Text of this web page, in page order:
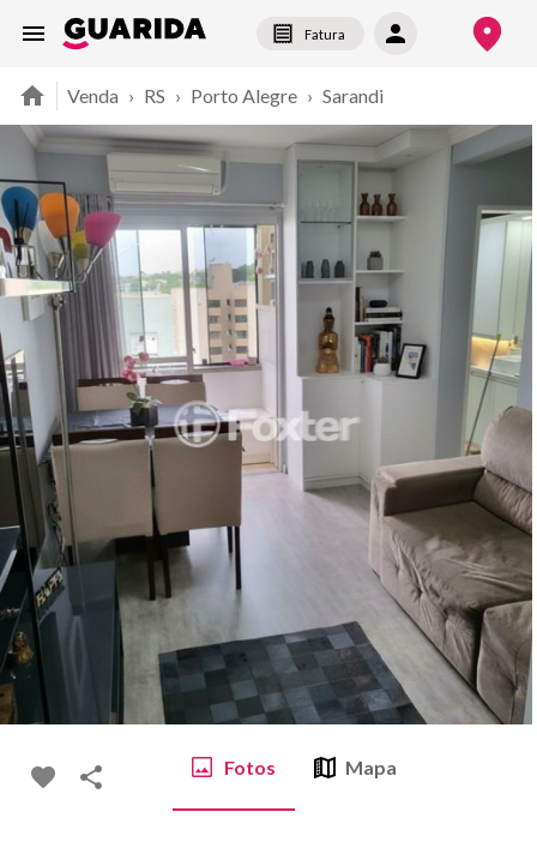
Fatura
Venda › RS › Porto Alegre › Sarandi
Fotos Mapa